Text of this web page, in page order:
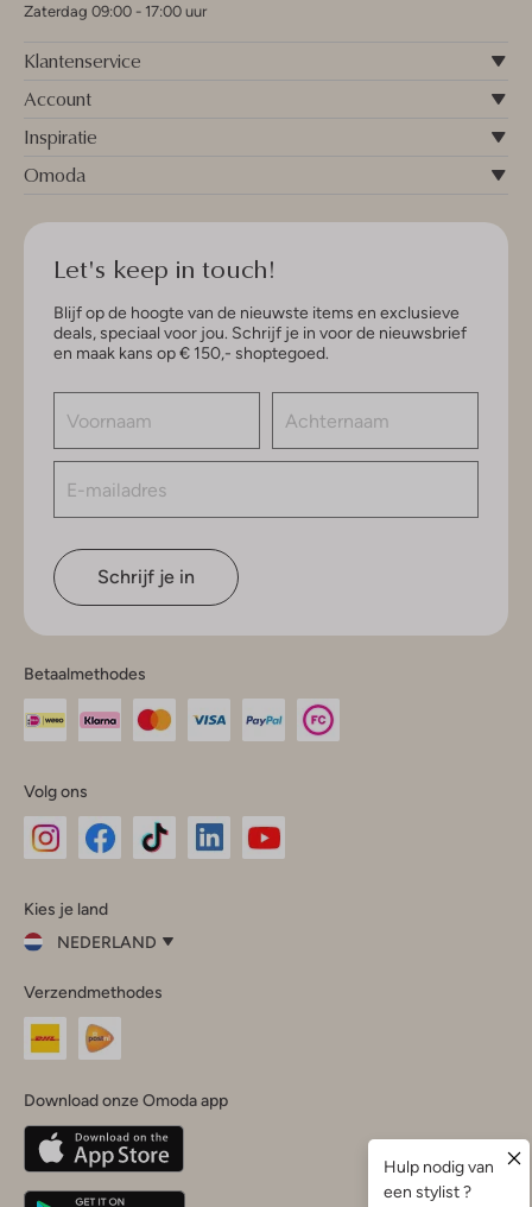
Zaterdag 09:00 - 17:00 uur
Klantenservice
Account
Inspiratie
Omoda
Let's keep in touch!
Blijf op de hoogte van de nieuwste items en exclusieve
deals, speciaal voor jou. Schrijf je in voor de nieuwsbrief
en maak kans op € 150,- shoptegoed.
Schrijf je in
Betaalmethodes
Volg ons
InstagramFacebook
Kies je land
NEDERLAND
je
land
Nederland
Belgique(Français)
Deutschland
Verzendmethodes
Download onze Omoda app